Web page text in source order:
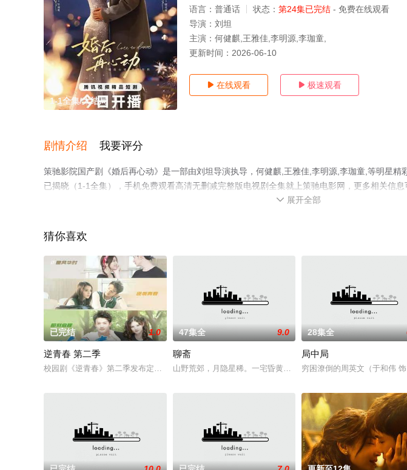
1-1全集/大结局
语言： 普通话 状态： 第24集已完结 - 免费在线观看
导演： 刘坦
主演： 何健麒,王雅佳,李明源,李珈童,
更新时间： 2026-06-10
 在线观看  极速观看
剧情介绍 我要评分
策驰影院国产剧《婚后再心动》是一部由刘坦导演执导，何健麒,王雅佳,李明源,李珈童,等明星精
已揭晓（1-1全集），手机免费观看高清无删减完整版电视剧全集就上策驰电影网，更多相关信
。
 展开全部
猜你喜欢
已完结 1.0
逆青春 第二季
校园剧《逆青春》第二季发布定档预告，12月26日在爱奇艺上线播出，孟彦森 、张潘靓子
47集全 9.0
聊斋
山野荒郊，月隐星稀。一宅昏黄的灯笼自远而今，冷寂的青灯下，
28集全
局中局
穷困潦倒的周英文（于和伟